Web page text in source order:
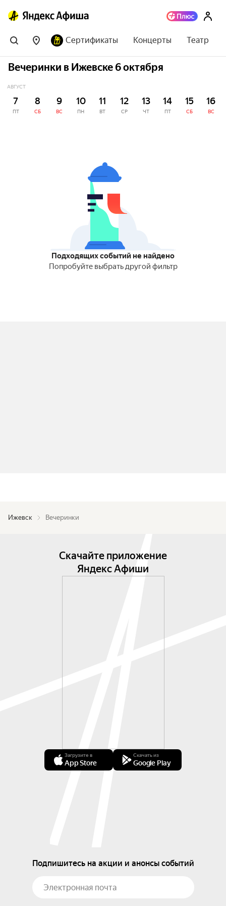
Сертификаты Концерты Театр
Вечеринки в Ижевске 6 октября
АВГУСТ
7
ПТ
8
СБ
9
ВС
10
ПН
11
ВТ
12
СР
13
ЧТ
14
ПТ
15
СБ
16
ВС
Подходящих событий не найдено
Попробуйте выбрать другой фильтр
Ижевск Вечеринки
Скачайте приложение
Яндекс Афиши
Загрузите в
App Store
Скачать из
Google Play
Подпишитесь на акции и анонсы событий